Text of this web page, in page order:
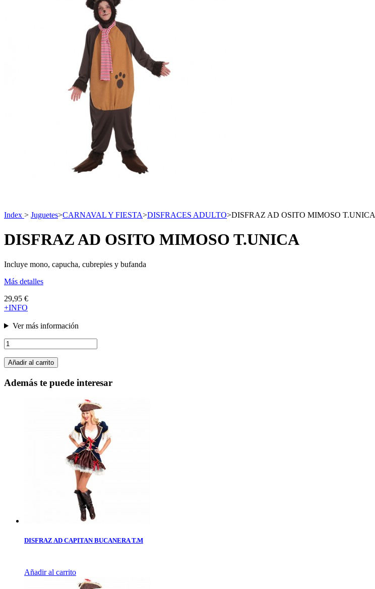
Index > Juguetes>CARNAVAL Y FIESTA>DISFRACES ADULTO>DISFRAZ AD OSITO MIMOSO T.UNICA
DISFRAZ AD OSITO MIMOSO T.UNICA
Incluye mono, capucha, cubrepies y bufanda
Más detalles
29,95 €
+INFO
Ver más información
Añadir al carrito
Además te puede interesar
DISFRAZ AD CAPITAN BUCANERA T.M
Añadir al carrito